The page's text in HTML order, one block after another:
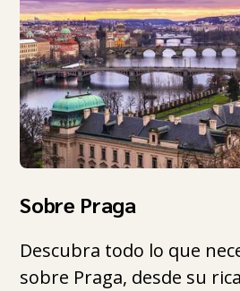
Sobre Praga
Descubra todo lo que
sobre Praga, desde su